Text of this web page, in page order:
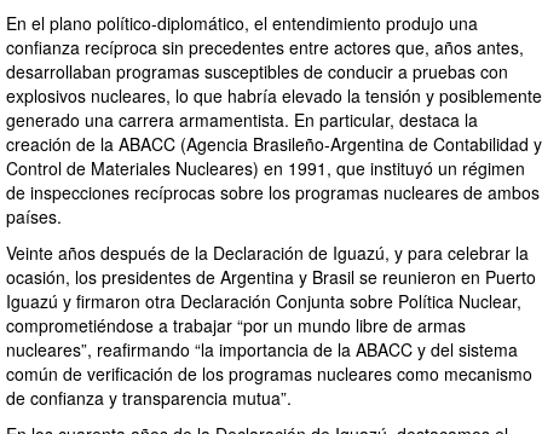
En el plano político-diplomático, el entendimiento produjo una
confianza recíproca sin precedentes entre actores que, años antes,
desarrollaban programas susceptibles de conducir a pruebas con
explosivos nucleares, lo que habría elevado la tensión y posiblemente
generado una carrera armamentista. En particular, destaca la
creación de la ABACC (Agencia Brasileño-Argentina de Contabilidad y
Control de Materiales Nucleares) en 1991, que instituyó un régimen
de inspecciones recíprocas sobre los programas nucleares de ambos
países.
Veinte años después de la Declaración de Iguazú, y para celebrar la
ocasión, los presidentes de Argentina y Brasil se reunieron en Puerto
Iguazú y firmaron otra Declaración Conjunta sobre Política Nuclear,
comprometiéndose a trabajar “por un mundo libre de armas
nucleares”, reafirmando “la importancia de la ABACC y del sistema
común de verificación de los programas nucleares como mecanismo
de confianza y transparencia mutua”.